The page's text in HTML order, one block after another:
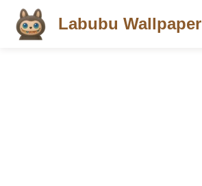
Labubu Wallpaper